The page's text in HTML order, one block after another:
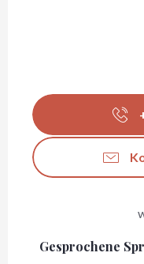
Gesprochene
Gesprochene